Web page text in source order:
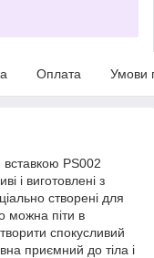
Оплата Умови
PS002
і виготовлені з
створені для
можна піти в
спокусливий
приємний до тіла і